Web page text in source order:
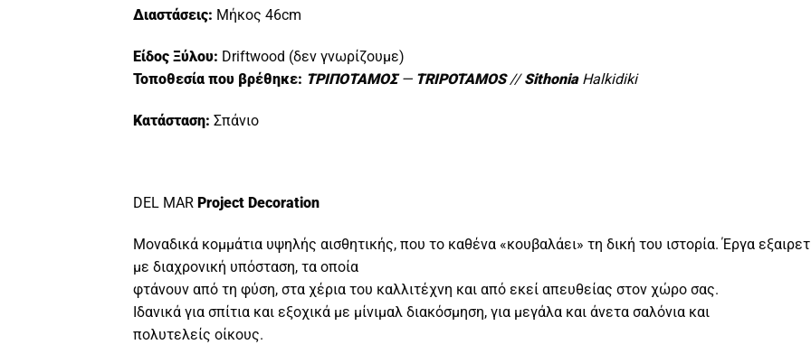
Διαστάσεις: Μήκος 46cm
Είδος Ξύλου: Driftwood (δεν γνωρίζουμε)
Τοποθεσία που βρέθηκε: ΤΡΙΠΟΤΑΜΟΣ— TRIPOTAMOS//SithoniaHalkidiki
Κατάσταση: Σπάνιο
DEL MAR Project Decoration
Μοναδικά κομμάτια υψηλής αισθητικής, που το καθένα «κουβαλάει» τη δική του ιστορία. Έργα
με διαχρονική υπόσταση, τα οποία
φτάνουν από τη φύση, στα χέρια του καλλιτέχνη και από εκεί απευθείας στον χώρο σας.
Ιδανικά για σπίτια και εξοχικά με μίνιμαλ διακόσμηση, για μεγάλα και άνετα σαλόνια και
πολυτελείς οίκους.